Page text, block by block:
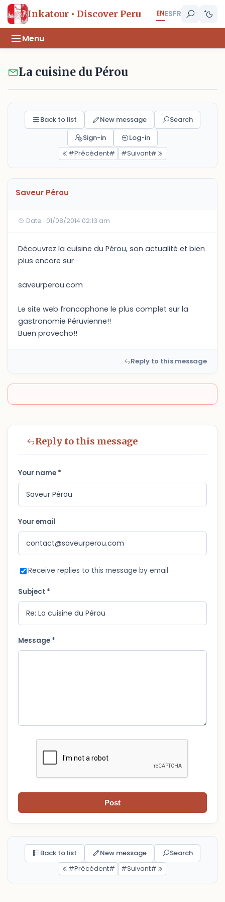
Inkatour • Discover Peru ENESFR
Menu
La cuisine du Pérou
Back to list New message
Search
Sign-in
Log-in
#Précédent#
#Suivant#
Saveur Pérou
Date : 01/08/2014 02:13 am
Découvrez la cuisine du Pérou, son actualité et bien
plus encore sur
saveurperou.com
Le site web francophone le plus complet sur la
gastronomie Péruvienne!!
Buen provecho!!
Reply to this message
Reply to this message
Your name *
Your email
Receive replies to this message by email
Subject *
Message *
Post
Back to list New message
Search
#Précédent#
#Suivant#